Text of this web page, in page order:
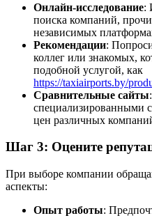
Онлайн-исследование:
поиска компаний,
независимых
Рекомендации:
коллег или знакомых,
подобной услугой, как
https://taxiairports.by/
Сравнительные сайты
специализированными
цен различных
Шаг 3: Оцените
При выборе компании
аспекты:
Опыт работы: